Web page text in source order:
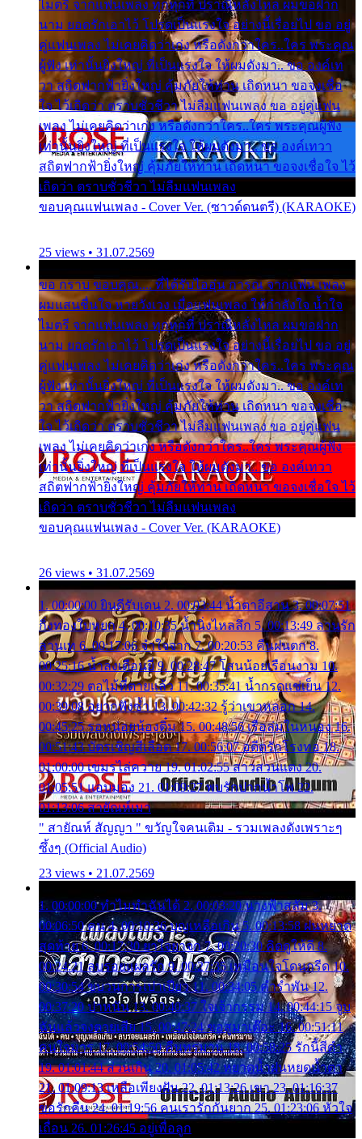
ไมตรี จากแฟนเพลง ทุกทุกที่ ปราณีหลั่งไหล ผมขอฝาก
นาม ยอดรักเอาไว้ โปรดเป็นแรงใจ อย่างนี้เรื่อยไป ขอ อยู่
คู่แฟนเพลง ไม่เคยคิดว่าเก่ง หรือดังกว่าใคร..ใคร พระคุณ
ผู้ฟัง เท่านั้นยิ่งใหญ่ ที่เป็นแรงใจ ให้ผมดังมา.. ขอ องค์เท
วา สถิตฟากฟ้ายิ่งใหญ่ คุ้มภัยให้ท่าน เถิดหนา ขอจงเชื่อ
ใจ ไว้เถิดว่า ตราบชั่วชีวา ไม่ลืมแฟนเพลง ขอ อยู่คู่แฟน
เพลง ไม่เคยคิดว่าเก่ง หรือดังกว่าใคร..ใคร พระคุณผู้ฟัง
เท่านั้นยิ่งใหญ่ ที่เป็นแรงใจ ให้ผมดังมา.. ขอ องค์เทวา
สถิตฟากฟ้ายิ่งใหญ่ คุ้มภัยให้ท่าน เถิดหนา ขอจงเชื่อใจ ไว้
เถิดว่า ตราบชั่วชีวา ไม่ลืมแฟนเพลง
ขอบคุณแฟนเพลง - Cover Ver. (ซาวด์ดนตรี) (KARAOKE)
25 views • 31.07.2569
ขอ กราบ ขอบคุณ.... ที่ได้รับไออุ่น การุณ จากแฟน เพลง
ผมแสนชื่นใจ หายวังเวง เมื่อแฟนเพลง ให้กำลังใจ น้ำใจ
ไมตรี จากแฟนเพลง ทุกทุกที่ ปราณีหลั่งไหล ผมขอฝาก
นาม ยอดรักเอาไว้ โปรดเป็นแรงใจ อย่างนี้เรื่อยไป ขอ อยู่
คู่แฟนเพลง ไม่เคยคิดว่าเก่ง หรือดังกว่าใคร..ใคร พระคุณ
ผู้ฟัง เท่านั้นยิ่งใหญ่ ที่เป็นแรงใจ ให้ผมดังมา.. ขอ องค์เท
วา สถิตฟากฟ้ายิ่งใหญ่ คุ้มภัยให้ท่าน เถิดหนา ขอจงเชื่อ
ใจ ไว้เถิดว่า ตราบชั่วชีวา ไม่ลืมแฟนเพลง ขอ อยู่คู่แฟน
เพลง ไม่เคยคิดว่าเก่ง หรือดังกว่าใคร..ใคร พระคุณผู้ฟัง
เท่านั้นยิ่งใหญ่ ที่เป็นแรงใจ ให้ผมดังมา.. ขอ องค์เทวา
สถิตฟากฟ้ายิ่งใหญ่ คุ้มภัยให้ท่าน เถิดหนา ขอจงเชื่อใจ ไว้
เถิดว่า ตราบชั่วชีวา ไม่ลืมแฟนเพลง
ขอบคุณแฟนเพลง - Cover Ver. (KARAOKE)
26 views • 31.07.2569
1. 00:00:00 ยินดีรับเดน 2. 00:03:44 น้ำตาอีสาน 3. 00:07:51
กิ่งทองใบหยก 4. 00:10:35 น้ำนิ่งไหลลึก 5. 00:13:49 ลานรัก
ลานเท 6. 00:17:06 จำใจจาก 7. 00:20:53 คืนฝนตก 8.
00:25:16 น้ำลงเดือนยี่ 9. 00:28:47 โสนน้อยเรือนงาม 10.
00:32:29 ตอไม้ที่ตายแล้ว 11. 00:35:41 น้ำกรดแช่เย็น 12.
00:39:08 อยากฟังซ้ำ 13. 00:42:32 รู้ว่าเขาหลอก 14.
00:45:25 รอหน่อยน้องติ๋ม 15. 00:48:56 เรือล่มในหนอง 16.
00:51:43 บัตรเชิญสีเลือด 17. 00:56:07 อดีตรักโรงทอ 18.
01:00:00 เขมรไล่ควาย 19. 01:02:55 สาวสวนแตง 20.
01:05:51 แอบมอง 21. 01:09:27 พบรักปากน้ำโพ 22.
01:13:06 สายัณห์เมา
" สายัณห์ สัญญา " ขวัญใจคนเดิม - รวมเพลงดังเพราะๆ
ซึ้งๆ (Official Audio)
23 views • 21.07.2569
1. 00:00:00 ทำไมทำฉันได้ 2. 00:03:20 นางฟ้าสลัม 3.
00:06:50 คน 4. 00:10:36 บุญเหลือเกิน 5. 00:13:58 ฝนหยาด
สุดท้าย 6. 00:17:30 ยาใจยาจก 7. 00:20:30 คิดดูให้ดี 8.
00:24:21 ลบรอยแผลรัก 9. 00:27:35 เหมือนใจโดนกรีด 10.
00:30:54 ขบวนการเปาเปียว 11. 00:34:05 คำรำพัน 12.
00:37:20 ปาหนัน 13. 00:40:37 ใจเจ้ากรรม 14. 00:44:15 จูบ
ฉันแล้วจงตายเสีย 15. 00:47:24 ขอสูมาเต๊อะ 16. 00:51:11
คนใจมาร 17. 00:54:50 คืนทรมาน 18. 00:58:25 รักนี้สีดำ
19. 01:01:44 ส่วนเกิน 20. 01:05:42 หยาดน้ำฝนหยดน้ำตา
21. 01:09:13 เหลือเพียงฝัน 22. 01:13:26 เขา 23. 01:16:37
ขอรักคืน 24. 01:19:56 คนเรารักกันยาก 25. 01:23:06 หัวใจ
เถื่อน 26. 01:26:45 อยู่เพื่อลูก